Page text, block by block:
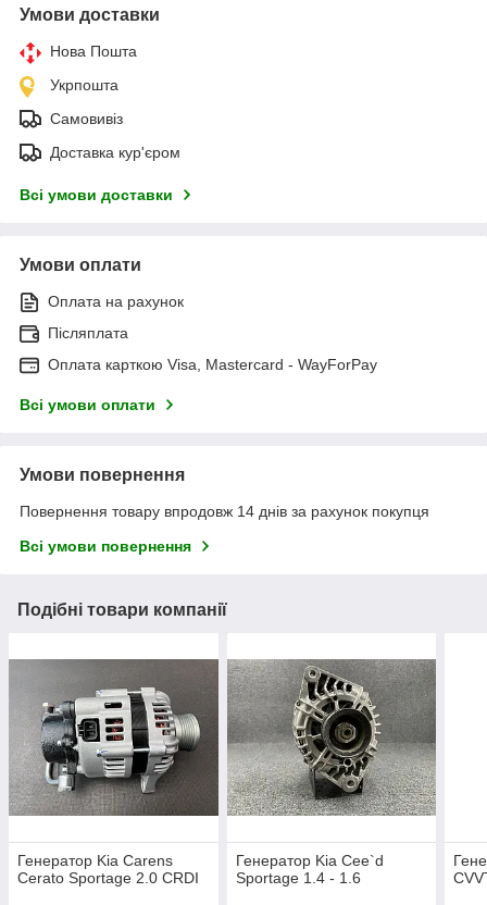
Умови доставки
Нова Пошта
Укрпошта
Самовивіз
Доставка кур'єром
Всі умови доставки
Умови оплати
Оплата на рахунок
Післяплата
Оплата карткою Visa, Mastercard - WayForPay
Всі умови оплати
Умови повернення
Повернення товару впродовж 14 днів за рахунок покупця
Всі умови повернення
Подібні товари компанії
Генератор Kia Carens
Cerato Sportage 2.0 CRDI
Генератор Kia Cee`d
Sportage 1.4 - 1.6